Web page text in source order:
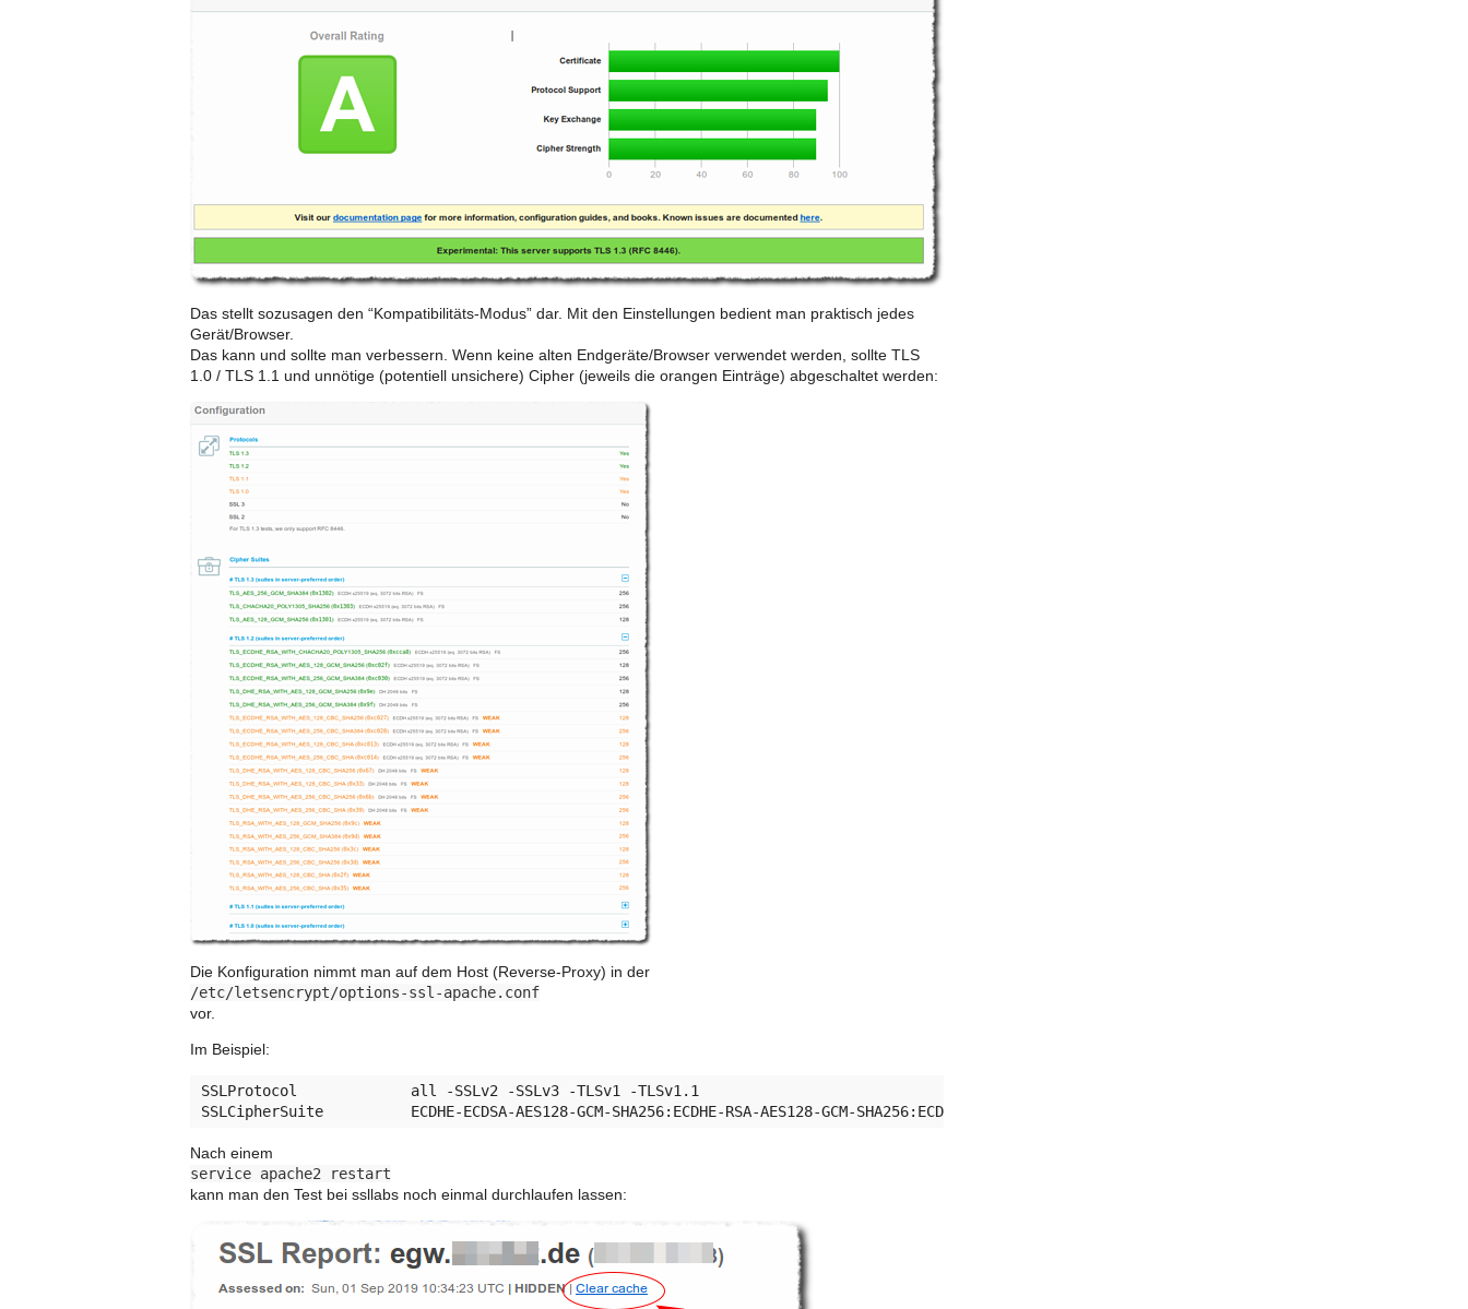
Das stellt sozusagen den “Kompatibilitäts-Modus” dar. Mit den Einstellungen bedient man praktisch jedes
Gerät/Browser.
Das kann und sollte man verbessern. Wenn keine alten Endgeräte/Browser verwendet werden, sollte TLS
1.0 / TLS 1.1 und unnötige (potentiell unsichere) Cipher (jeweils die orangen Einträge) abgeschaltet werden:
Die Konfiguration nimmt man auf dem Host (Reverse-Proxy) in der
/etc/letsencrypt/options-ssl-apache.conf
vor.
Im Beispiel:
SSLProtocol             all -SSLv2 -SSLv3 -TLSv1 -TLSv1.1
Nach einem
service apache2 restart
kann man den Test bei ssllabs noch einmal durchlaufen lassen: